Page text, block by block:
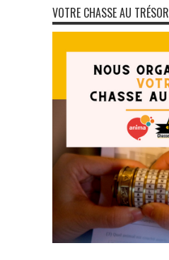
VOTRE CHASSE AU TRÉSOR